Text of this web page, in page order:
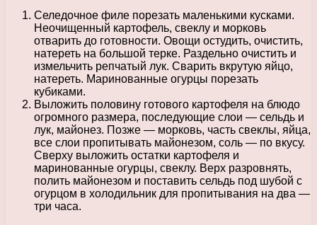
Селедочное филе порезать маленькими кусками.
Неочищенный картофель, свеклу и морковь
отварить до готовности. Овощи остудить, очистить,
натереть на большой терке. Раздельно очистить и
измельчить репчатый лук. Сварить вкрутую яйцо,
натереть. Маринованные огурцы порезать
кубиками.
Выложить половину готового картофеля на блюдо
огромного размера, последующие слои — сельдь и
лук, майонез. Позже — морковь, часть свеклы, яйца,
все слои пропитывать майонезом, соль — по вкусу.
Сверху выложить остатки картофеля и
маринованные огурцы, свеклу. Верх разровнять,
полить майонезом и поставить сельдь под шубой с
огурцом в холодильник для пропитывания на два —
три часа.